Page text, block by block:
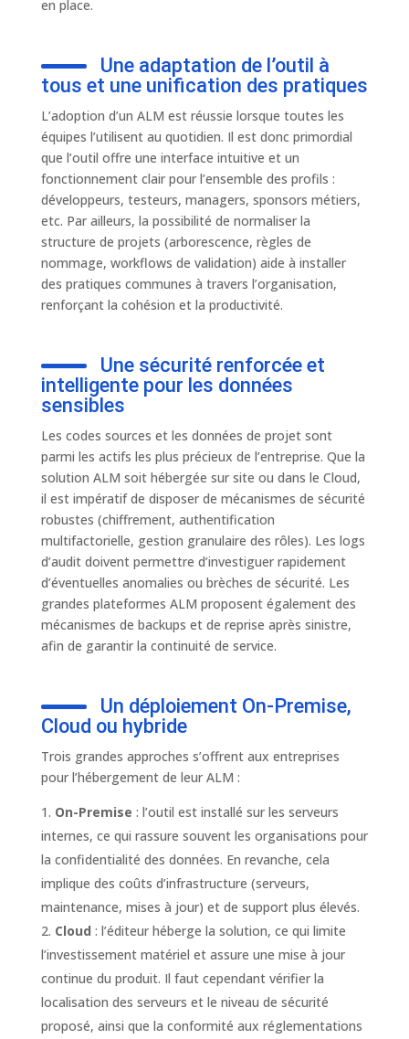
en place.
Une adaptation de l’outil à
tous et une unification des pratiques
L’adoption d’un ALM est réussie lorsque toutes les
équipes l’utilisent au quotidien. Il est donc primordial
que l’outil offre une interface intuitive et un
fonctionnement clair pour l’ensemble des profils :
développeurs, testeurs, managers, sponsors métiers,
etc. Par ailleurs, la possibilité de normaliser la
structure de projets (arborescence, règles de
nommage, workflows de validation) aide à installer
des pratiques communes à travers l’organisation,
renforçant la cohésion et la productivité.
Une sécurité renforcée et
intelligente pour les données
sensibles
Les codes sources et les données de projet sont
parmi les actifs les plus précieux de l’entreprise. Que la
solution ALM soit hébergée sur site ou dans le Cloud,
il est impératif de disposer de mécanismes de sécurité
robustes (chiffrement, authentification
multifactorielle, gestion granulaire des rôles). Les logs
d’audit doivent permettre d’investiguer rapidement
d’éventuelles anomalies ou brèches de sécurité. Les
grandes plateformes ALM proposent également des
mécanismes de backups et de reprise après sinistre,
afin de garantir la continuité de service.
Un déploiement On-Premise,
Cloud ou hybride
Trois grandes approches s’offrent aux entreprises
pour l’hébergement de leur ALM :
On-Premise : l’outil est installé sur les serveurs
internes, ce qui rassure souvent les organisations pour
la confidentialité des données. En revanche, cela
implique des coûts d’infrastructure (serveurs,
maintenance, mises à jour) et de support plus élevés.
Cloud : l’éditeur héberge la solution, ce qui limite
l’investissement matériel et assure une mise à jour
continue du produit. Il faut cependant vérifier la
localisation des serveurs et le niveau de sécurité
proposé, ainsi que la conformité aux réglementations